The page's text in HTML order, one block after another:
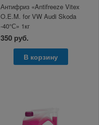
Антифриз «Antifreeze Vitex
O.E.M. for VW Audi Skoda
-40°С» 1кг
350 руб.
В корзину